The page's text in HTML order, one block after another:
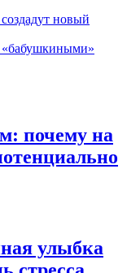
новый
«бабушкиными»
почему на
улыбка